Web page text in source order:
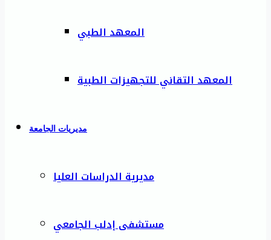
المعهد الطبي
المعهد التقاني للتجهيزات الطبية
مديريات الجامعة
مديرية الدراسات العليا
مستشفى إدلب الجامعي